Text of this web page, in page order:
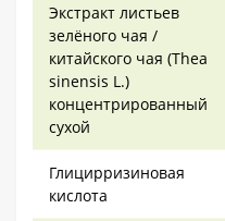
Экстракт листьев
зелёного чая /
китайского чая (Thea
sinensis L.)
концентрированный
сухой
Глицирризиновая
кислота